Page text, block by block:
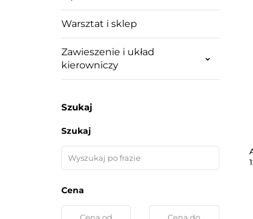
Warsztat i sklep
Zawieszenie i układ
kierowniczy
Szukaj
Szukaj
Cena